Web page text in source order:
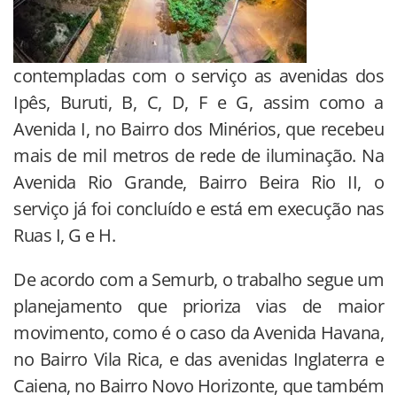
contempladas com o serviço as avenidas dos
Ipês, Buruti, B, C, D, F e G, assim como a
Avenida I, no Bairro dos Minérios, que recebeu
mais de mil metros de rede de iluminação. Na
Avenida Rio Grande, Bairro Beira Rio II, o
serviço já foi concluído e está em execução nas
Ruas I, G e H.
De acordo com a Semurb, o trabalho segue um
planejamento que prioriza vias de maior
movimento, como é o caso da Avenida Havana,
no Bairro Vila Rica, e das avenidas Inglaterra e
Caiena, no Bairro Novo Horizonte, que também